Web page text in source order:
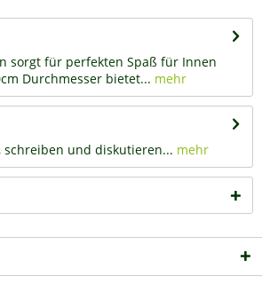
sorgt für perfekten Spaß für Innen
Durchmesser bietet... mehr
schreiben und diskutieren... mehr